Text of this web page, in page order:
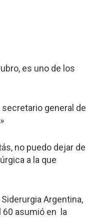
es uno de los
general de
no puedo dejar de
a la que
Argentina,
60 asumió en la